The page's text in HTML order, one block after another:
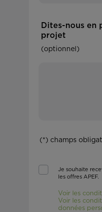
Dites-nous en
projet
(optionnel)
(*) champs
Je souhaite
les offres APEF.
Voir les
Voir les
données